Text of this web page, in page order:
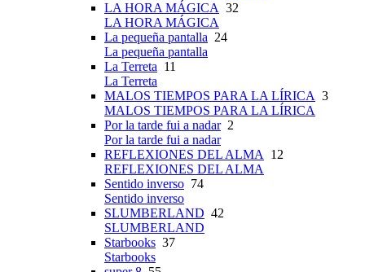
LA HORA MÁGICA 32
LA HORA MÁGICA
La pequeña pantalla 24
La pequeña pantalla
La Terreta 11
La Terreta
MALOS TIEMPOS PARA LA LÍRICA 3
MALOS TIEMPOS PARA LA LÍRICA
Por la tarde fui a nadar2
Por la tarde fui a nadar
REFLEXIONES DEL ALMA 12
REFLEXIONES DEL ALMA
Sentido inverso 74
Sentido inverso
SLUMBERLAND 42
SLUMBERLAND
Starbooks 37
Starbooks